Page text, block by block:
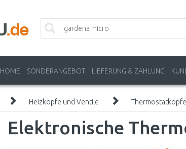
HOME SONDERANGEBOT LIEFERUNG & ZAHLUNG
Heizköpfe und Ventile
Elektronische